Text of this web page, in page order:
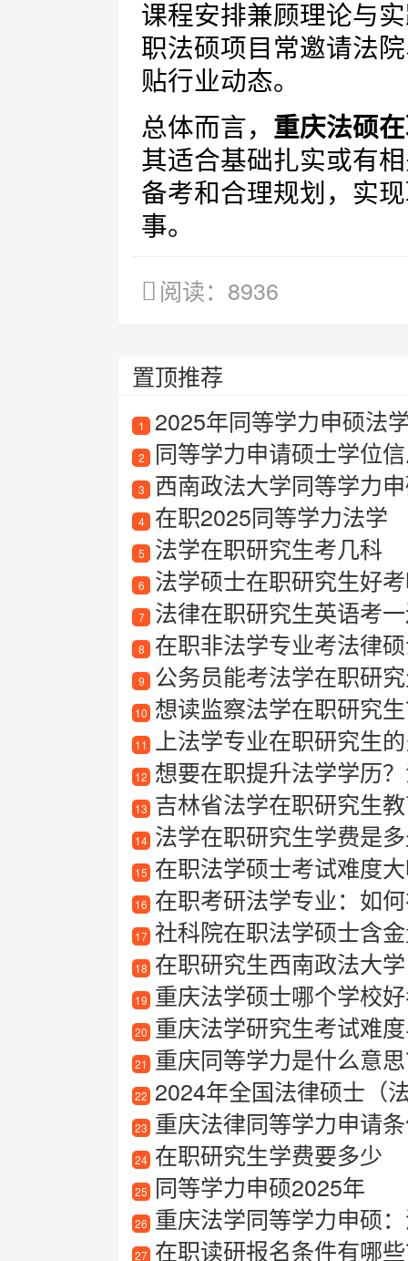
课程安排兼顾理论与
职法硕项目常邀请法
贴行业动态。
总体而言， 重庆法硕
其适合基础扎实或有
备考和合理规划，实
事。
阅读：8936
置顶推荐
1 2025年同等学力申硕法
2 同等学力申请硕士学位
3 西南政法大学同等学力
4 在职2025同等学力法学
5 法学在职研究生考几科
6 法学硕士在职研究生好
7 法律在职研究生英语考
8 在职非法学专业考法律
9 公务员能考法学在职研
10 想读监察法学在职研究生
11 上法学专业在职研究生
12 想要在职提升法学学历
13 吉林省法学在职研究生
14 法学在职研究生学费是
15 在职法学硕士考试难度大吗
16 在职考研法学专业：如
17 社科院在职法学硕士含
18 在职研究生西南政法大学
19 重庆法学硕士哪个学校
20 重庆法学研究生考试难
21 重庆同等学力是什么意
22 2024年全国法律硕士（
23 重庆法律同等学力申请条件
24 在职研究生学费要多少
25 同等学力申硕2025年
26 重庆法学同等学力申硕
27 在职读研报名条件有哪